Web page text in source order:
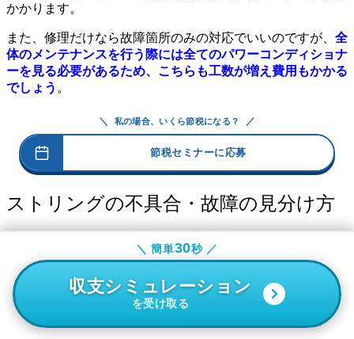
かかります。
また、修理だけなら故障箇所のみの対応でいいのですが、 全
体のメンテナンスを行う際には全てのパワーコンディショナ
ーを見る必要があるため、こちらも工数が増え費用もかかる
でしょう 。
＼ 私の場合、いくら節税になる？ ／
節税セミナーに応募
ストリングの不具合・故障の見分け方
どのストリングに異常があるかを絞り込むことから始まりま
す。
太陽光発電所の発電量が想定より低い場合、原因が特定のス
トリングに偏っているのか、設備全体の問題なのかを切り分
けることが第一歩です。
＼ 簡単30秒 ／
収支シミュレーション
を受け取る
＼ 簡単30秒 ／
収支シミュレーション
を受け取る